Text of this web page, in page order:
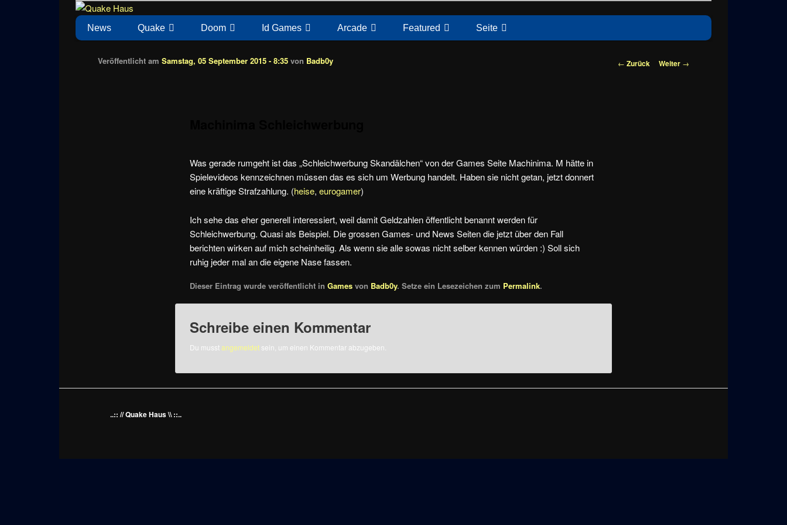
Quake Haus
News zu Quake, Doom, FPS, Arcade
Hauptmenü
News Quake Doom Id Games Arcade Featured Seite
Beitragsnavigation
← Zurück Weiter →
Veröffentlicht amSamstag, 05 September 2015 - 8:35 von Badb0y
Was gerade rumgeht ist das „Schleichwerbung Skandälchen“ von der Games Seite Machinima. M hätte in
Spielevideos kennzeichnen müssen das es sich um Werbung handelt. Haben sie nicht getan, jetzt donnert
eine kräftige Strafzahlung. (heise, eurogamer)
Ich sehe das eher generell interessiert, weil damit Geldzahlen öffentlicht benannt werden für
Schleichwerbung. Quasi als Beispiel. Die grossen Games- und News Seiten die jetzt über den Fall
berichten wirken auf mich scheinheilig. Als wenn sie alle sowas nicht selber kennen würden :) Soll sich
ruhig jeder mal an die eigene Nase fassen.
Dieser Eintrag wurde veröffentlicht inGames von Badb0y. Setze ein Lesezeichen zum Permalink.
Schreibe einen Kommentar
Du musstangemeldet sein, um einen Kommentar abzugeben.
..:: // Quake Haus \\ ::..